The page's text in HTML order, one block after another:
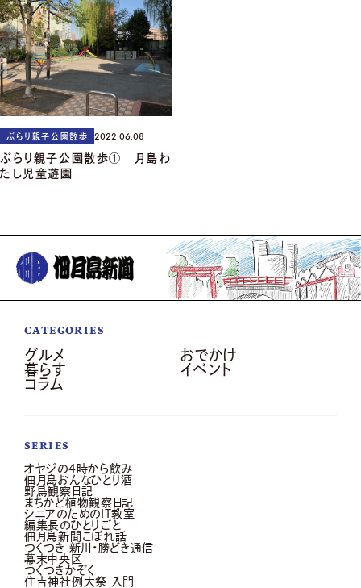
ぶらり親子公園散歩 2022.06.08
ぶらり親子公園散歩① 月島わ
たし児童遊園
CATEGORIES
グルメ
おでかけ
暮らす
イベント
コラム
SERIES
オヤジの4時から飲み
佃月島おんなひとり酒
野鳥観察日記
まちかど植物観察日記
シニアのためのIT教室
編集長のひとりごと
佃月島新聞こぼれ話
つくつき 新川・勝どき通信
幕末中央区
つくつきかぞく
住吉神社例大祭 入門